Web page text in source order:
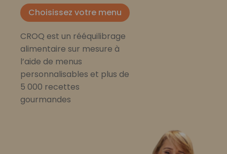
Choisissez votre menu
CROQ est un rééquilibrage
alimentaire sur mesure à
l’aide de menus
personnalisables et plus de
5 000 recettes
gourmandes